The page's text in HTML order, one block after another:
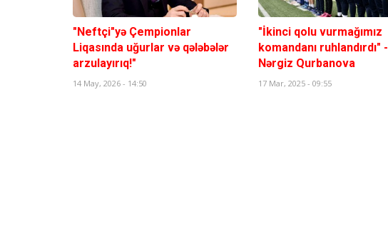
"Neftçi"yə Çempionlar
Liqasında uğurlar və qələbələr
arzulayırıq!"
14 May, 2026 - 14:50
"İkinci qolu vurmağımız
komandanı ruhlandırdı" -
Nərgiz Qurbanova
17 Mar, 2025 - 09:55